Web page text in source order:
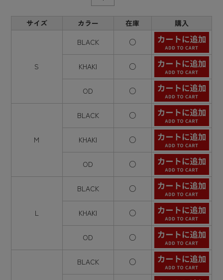
サイズ カラー 在庫 購入
S
BLACK ○
KHAKI ○
OD ○
M
BLACK ○
KHAKI ○
OD ○
L
BLACK ○
KHAKI ○
OD ○
BLACK ○